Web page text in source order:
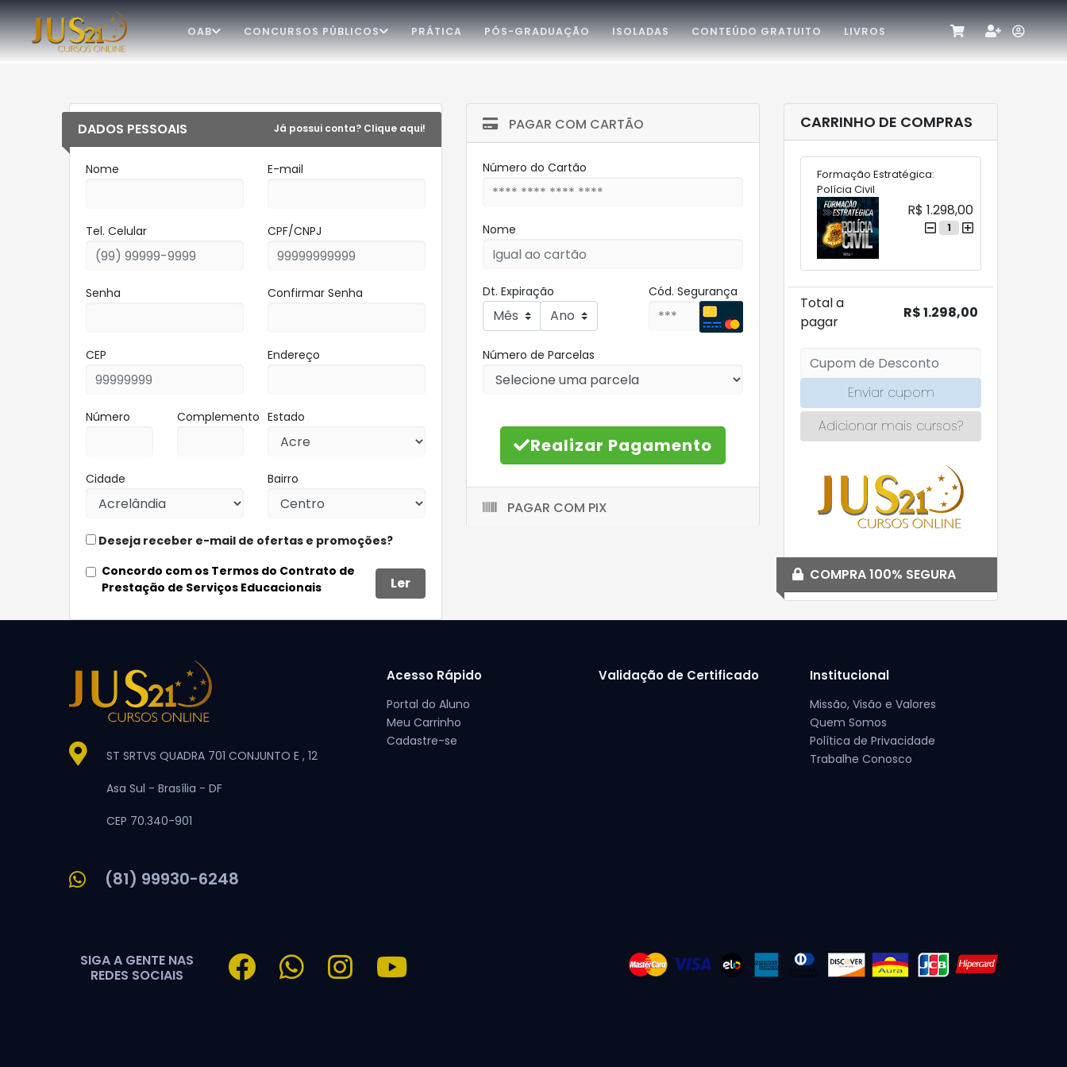
OAB CONCURSOS PÚBLICOS PRÁTICA PÓS-GRADUAÇÃO ISOLADAS CONTEÚDO GRATUITO LIVROS
DADOS PESSOAIS Já possui conta? Clique aqui!
Nome E-mail
Tel. Celular CPF/CNPJ
Senha Confirmar Senha
CEP Endereço
Número Complemento Estado
Cidade Bairro
Deseja receber e-mail de ofertas e promoções?
Concordo com os Termos do Contrato de
Prestação de Serviços Educacionais
Ler
PAGAR COM CARTÃO
Número do Cartão
Nome
Dt. Expiração Cód. Segurança
Número de Parcelas
Realizar Pagamento
PAGAR COM PIX
CARRINHO DE COMPRAS
Formação Estratégica:
Polícia Civil
R$ 1.298,00
1
Total a
pagar
R$ 1.298,00
Enviar cupom
Adicionar mais cursos?
COMPRA 100% SEGURA
ST SRTVS QUADRA 701 CONJUNTO E , 12
Asa Sul - Brasília - DF
CEP 70.340-901
(81) 99930-6248
Acesso Rápido
Portal do Aluno
Meu Carrinho
Cadastre-se
Validação de Certificado Institucional
Missão, Visão e Valores
Quem Somos
Política de Privacidade
Trabalhe Conosco
SIGA A GENTE NAS
REDES SOCIAIS